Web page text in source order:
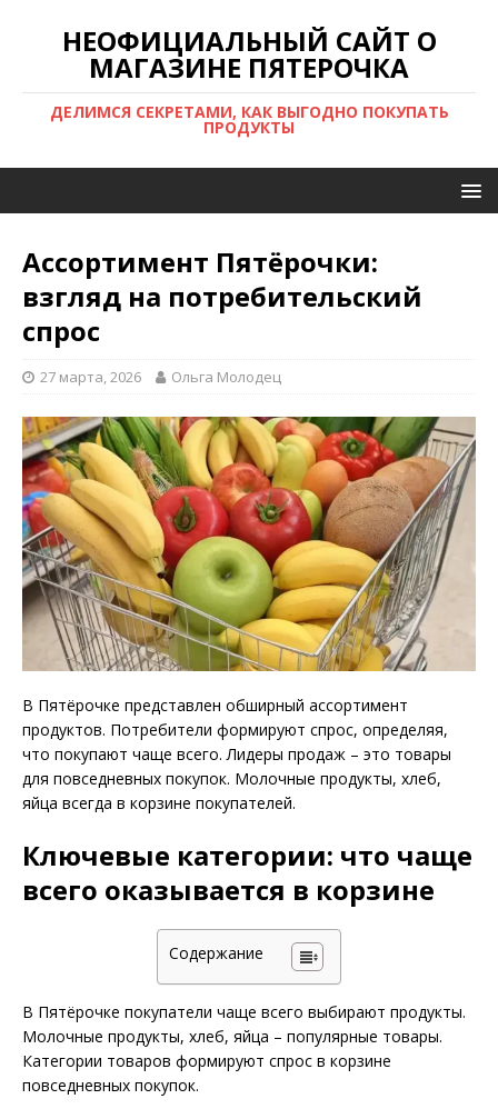
НЕОФИЦИАЛЬНЫЙ САЙТ О
МАГАЗИНЕ ПЯТЕРОЧКА
ДЕЛИМСЯ СЕКРЕТАМИ, КАК ВЫГОДНО ПОКУПАТЬ
ПРОДУКТЫ
Ассортимент Пятёрочки:
взгляд на потребительский
спрос
27 марта, 2026 Ольга Молодец
В Пятёрочке представлен обширный ассортимент
продуктов. Потребители формируют спрос, определяя,
что покупают чаще всего. Лидеры продаж – это товары
для повседневных покупок. Молочные продукты, хлеб,
яйца всегда в корзине покупателей.
Ключевые категории: что чаще
всего оказывается в корзине
Содержание
В Пятёрочке покупатели чаще всего выбирают продукты.
Молочные продукты, хлеб, яйца – популярные товары.
Категории товаров формируют спрос в корзине
повседневных покупок.